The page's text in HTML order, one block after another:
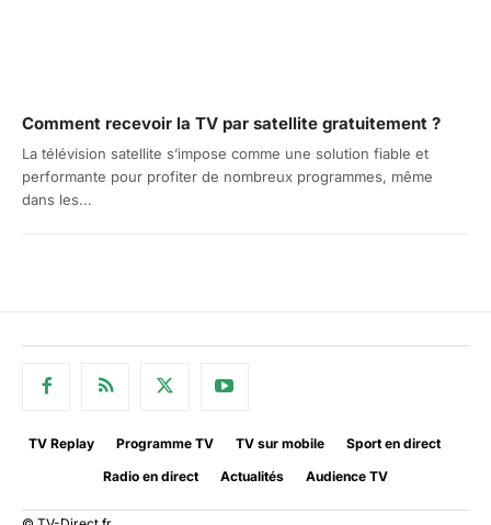
Comment recevoir la TV par satellite gratuitement ?
La télévision satellite s’impose comme une solution fiable et
performante pour profiter de nombreux programmes, même
dans les...
TV Replay Programme TV TV sur mobile
Sport en direct
Radio en direct
Actualités Audience TV